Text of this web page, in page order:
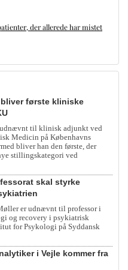
der allerede har mistet
første kliniske
til klinisk adjunkt ved
Medicin på Københavns
bliver han den første, der
stillingskategori ved
skal styrke
er udnævnt til professor i
og recovery i psykiatrisk
for Psykologi på Syddansk
i Vejle kommer fra